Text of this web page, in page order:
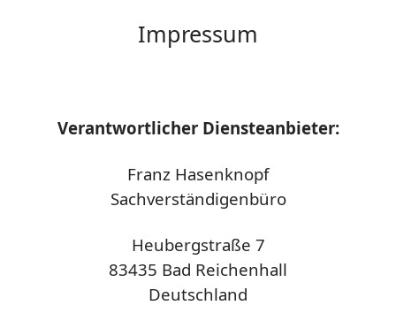
Impressum
Verantwortlicher Diensteanbieter:
Franz Hasenknopf
Sachverständigenbüro
Heubergstraße 7
83435 Bad Reichenhall
Deutschland